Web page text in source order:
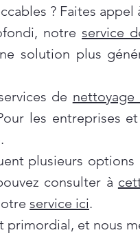
? Faites appel
notreservice
solution plus
de nettoyage
les entreprises
plusieurs options
consulter à
service ici.
primordial, et nous